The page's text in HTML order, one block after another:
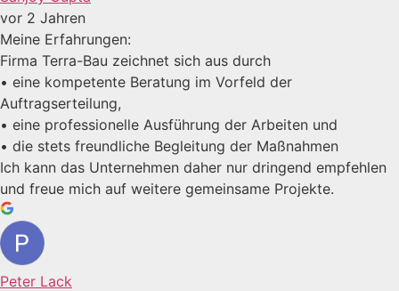
vor 2 Jahren
Meine Erfahrungen:
Firma Terra-Bau zeichnet sich aus durch
• eine kompetente Beratung im Vorfeld der
Auftragserteilung,
• eine professionelle Ausführung der Arbeiten und
• die stets freundliche Begleitung der Maßnahmen
Ich kann das Unternehmen daher nur dringend empfehlen
und freue mich auf weitere gemeinsame Projekte.
Peter Lack